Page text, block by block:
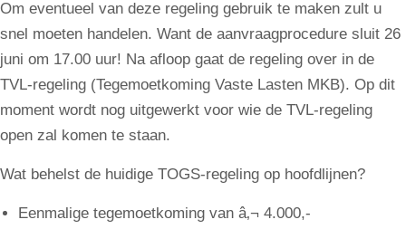
Om eventueel van deze regeling gebruik te maken zult u
snel moeten handelen. Want de aanvraagprocedure sluit 26
juni om 17.00 uur! Na afloop gaat de regeling over in de
TVL-regeling (Tegemoetkoming Vaste Lasten MKB). Op dit
moment wordt nog uitgewerkt voor wie de TVL-regeling
open zal komen te staan.
Wat behelst de huidige TOGS-regeling op hoofdlijnen?
Eenmalige tegemoetkoming van â‚¬ 4.000,-